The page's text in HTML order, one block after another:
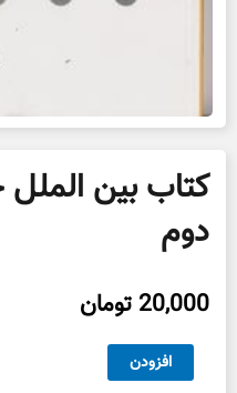
دوم
20,000 تومان
بین
افزودن